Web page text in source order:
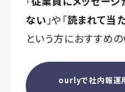
ない 」や「読まれて当
という方におすすめ
ourlyで社内報運